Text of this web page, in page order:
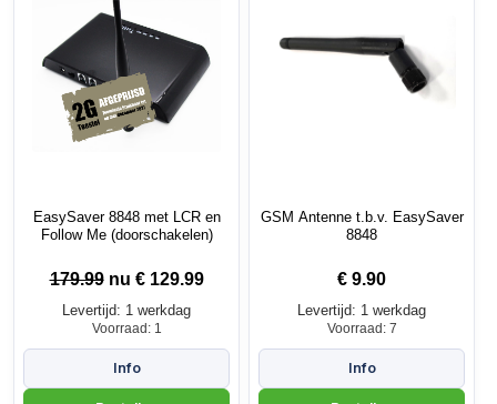
EasySaver 8848 met LCR en
Follow Me (doorschakelen)
179.99nu € 129.99
Levertijd: 1 werkdag
Voorraad: 1
GSM Antenne t.b.v. EasySaver
8848
€ 9.90
Levertijd: 1 werkdag
Voorraad: 7